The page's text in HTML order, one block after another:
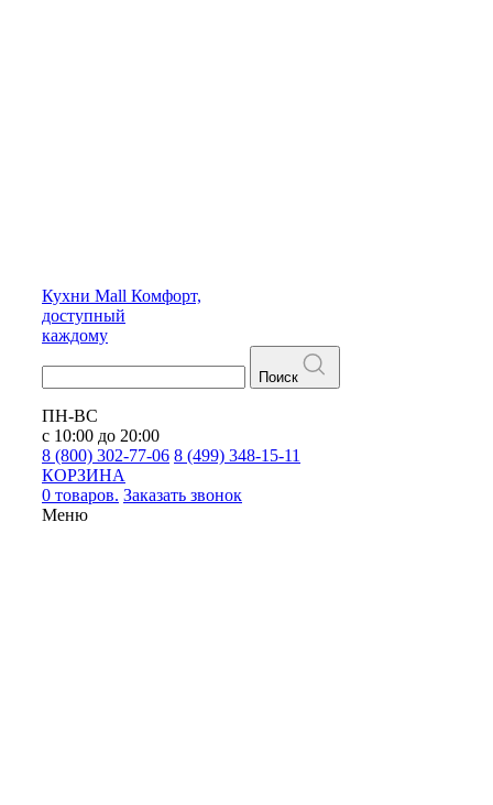
Кухни Mall Комфорт,
доступный
каждому
Поиск
ПН-ВС
с 10:00 до 20:00
8 (800) 302-77-06 8 (499) 348-15-11
КОРЗИНА
0 товаров. Заказать звонок
Меню